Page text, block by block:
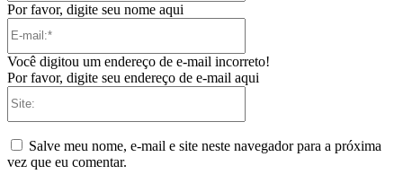
Por favor, digite seu nome aqui
Você digitou um endereço de e-mail incorreto!
Por favor, digite seu endereço de e-mail aqui
Salve meu nome, e-mail e site neste navegador para a próxima
vez que eu comentar.